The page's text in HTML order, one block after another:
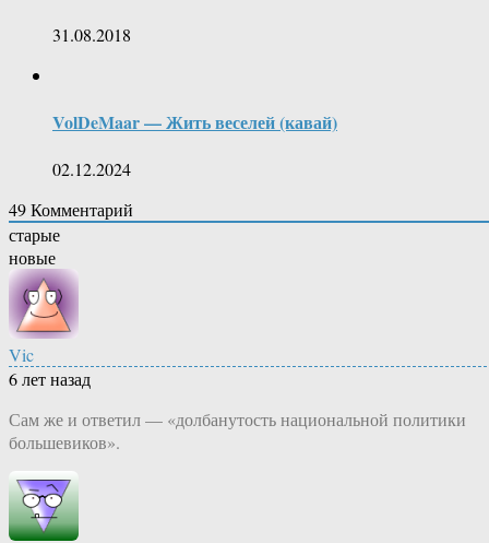
31.08.2018
VolDeMaar — Жить веселей (кавай)
02.12.2024
49Комментарий
старые
новые
Vic
6 лет назад
Сам же и ответил — «долбанутость национальной политики
большевиков».